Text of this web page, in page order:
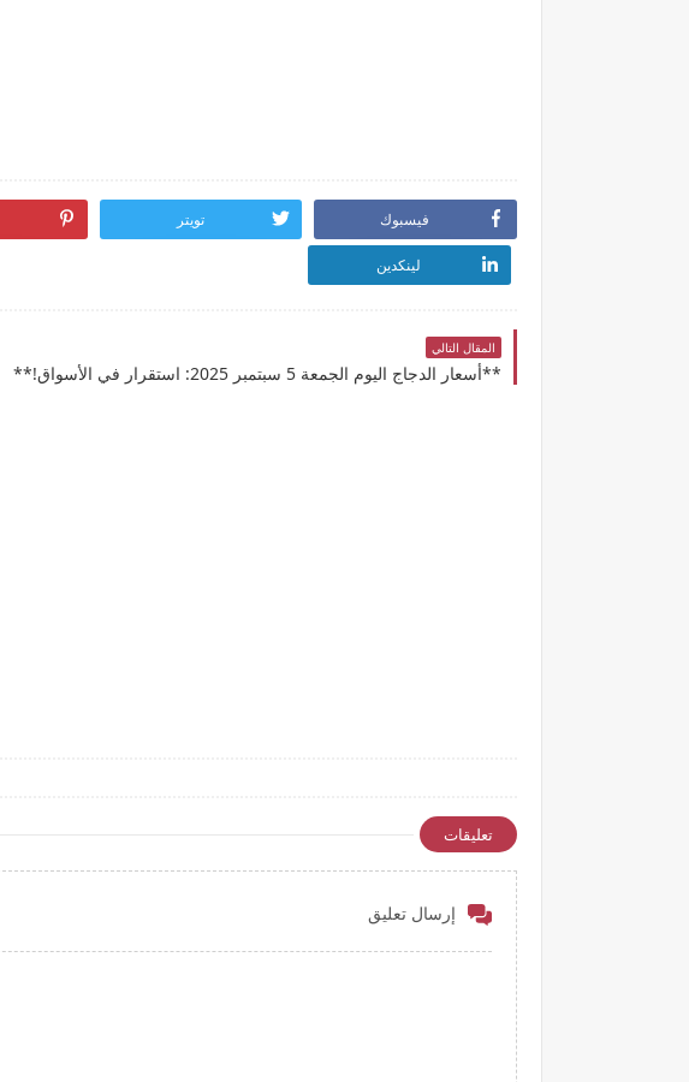
فيسبوك تويتر
لينكدين
المقال التالي
**أسعار الدجاج اليوم الجمعة 5 سبتمبر 2025: استقرار في الأسواق!**
تعليقات
إرسال تعليق